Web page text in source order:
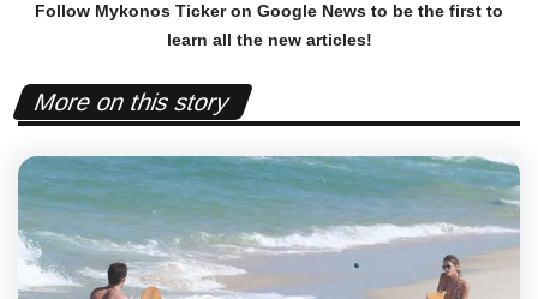
Follow Mykonos Ticker on Google News to be the first to
learn all the new articles!
More on this story